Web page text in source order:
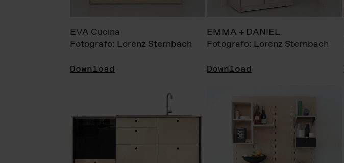
EVA Cucina
Fotografo: Lorenz Sternbach
Download
EMMA + DANIEL
Fotografo: Lorenz Sternbach
Download